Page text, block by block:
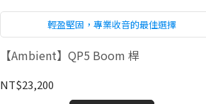
輕盈堅固，專業收音的最佳選擇
【Ambient】QP5 Boom 桿
NT$23,200